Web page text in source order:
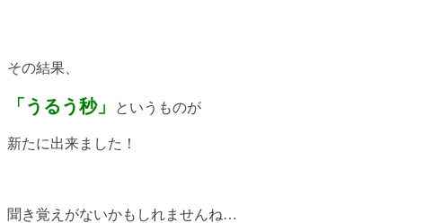
その結果、
「うるう秒」 というものが
新たに出来ました！
聞き覚えがないかもしれませんね…